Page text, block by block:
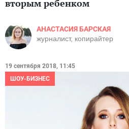
вторым ребенком
АНАСТАСИЯ БАРСКАЯ
журналист, копирайтер
19 сентября 2018, 11:45
ШОУ-БИЗНЕС